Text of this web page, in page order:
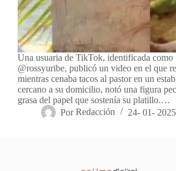
Una usuaria de TikTok, identificada como
@rossyuribe, publicó un video en el que
mientras cenaba tacos al pastor en un
cercano a su domicilio, notó una figura
grasa del papel que sostenía su platillo.…
Por Redacción 24- 01- 2025